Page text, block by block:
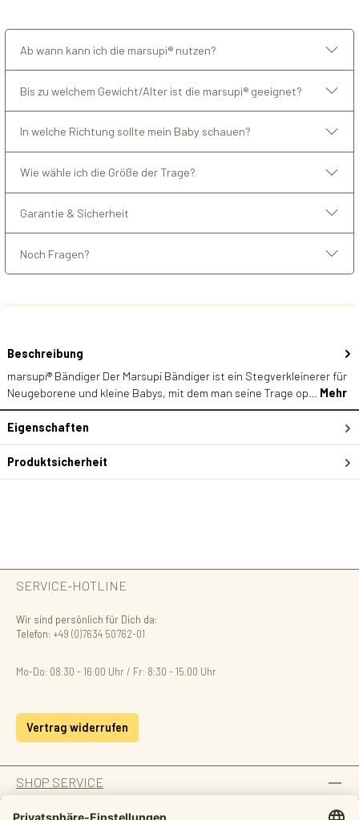
Ab wann kann ich die marsupi® nutzen?
Bis zu welchem Gewicht/Alter ist die marsupi® geeignet?
In welche Richtung sollte mein Baby schauen?
Wie wähle ich die Größe der Trage?
Garantie & Sicherheit
Noch Fragen?
Beschreibung
marsupi® Bändiger Der Marsupi Bändiger ist ein Stegverkleinerer für
Neugeborene und kleine Babys, mit dem man seine Trage op… Mehr
Eigenschaften
Produktsicherheit
SERVICE-HOTLINE
Wir sind persönlich für Dich da:
Telefon: +49 (0)7634 50762-01
Mo-Do: 08:30 - 16:00 Uhr / Fr: 8:30 - 15.00 Uhr
Vertrag widerrufen
SHOP SERVICE
INFORMATION